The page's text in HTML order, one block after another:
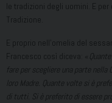
le tradizioni degli uomini. E
Tradizione.
E proprio nell’omelia del
Francesco così diceva: «
fare per scegliere una parte nella
loro Madre. Quante volte si è
di tutti. Si è preferito di essere